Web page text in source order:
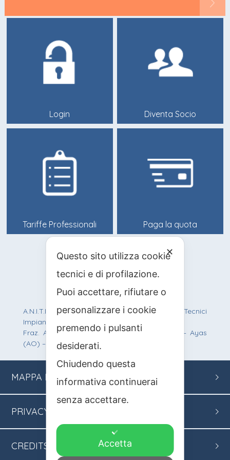
Login Diventa Socio
Tariffe Professionali Paga la quota
info@anitif.org
+39 0125 303100
A.N.I.T.I.F. Associazione Nazionale Italiana Tecnici
Impianti Funiviari
Fraz. Antagnod, Route Barmasc, 57 – 11020 – Ayas
(AO) – C.F.: 90012200219 – P.IVA: 01242950077
MAPPA DEL SITO
PRIVACY
CREDITS
✕
Questo sito utilizza cookie
tecnici e di profilazione.
Puoi accettare, rifiutare o
personalizzare i cookie
premendo i pulsanti
desiderati.
Chiudendo questa
informativa continuerai
senza accettare.
Accetta